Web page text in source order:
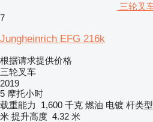
三轮叉
7
Jungheinrich EFG 216k
根据请求提供价格
三轮叉车
2019
5 摩托小时
载重能力
1,600 千克 燃油 电镀 杆类型
米 提升高度 4.32 米